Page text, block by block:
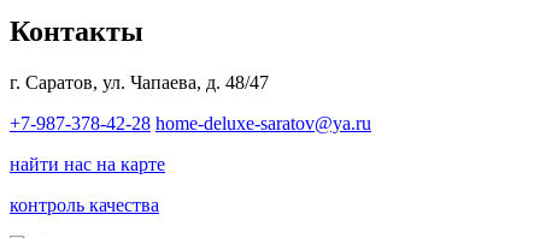
Контакты
г. Саратов, ул. Чапаева, д. 48/47
+7-987-378-42-28 home-deluxe-saratov@ya.ru
найти нас на карте
контроль качества